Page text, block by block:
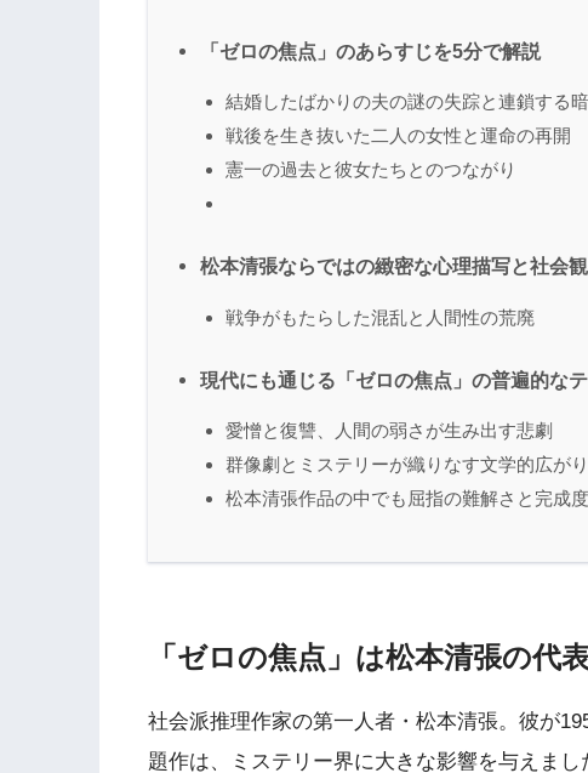
「ゼロの焦点」のあらすじを5分で解説
結婚したばかりの夫の謎の失踪と連鎖する
戦後を生き抜いた二人の女性と運命の再開
憲一の過去と彼女たちとのつながり
松本清張ならではの緻密な心理描写と社会
戦争がもたらした混乱と人間性の荒廃
現代にも通じる「ゼロの焦点」の普遍的な
愛憎と復讐、人間の弱さが生み出す悲劇
群像劇とミステリーが織りなす文学的広がり
松本清張作品の中でも屈指の難解さと完成
「ゼロの焦点」は松本清張の代
社会派推理作家の第一人者・松本清張。彼が
題作は、ミステリー界に大きな影響を与えまし